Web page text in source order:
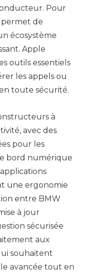
Pour
permet de
écosystème
Apple
outils essentiels
les appels ou
toute sécurité.
à
avec des
pour les
bord numérique
une ergonomie
entre BMW
à jour
sécurisée
aux
souhaitent
avancée tout en